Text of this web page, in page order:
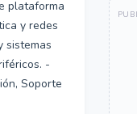
plataforma
y redes
sistemas
-
Soporte